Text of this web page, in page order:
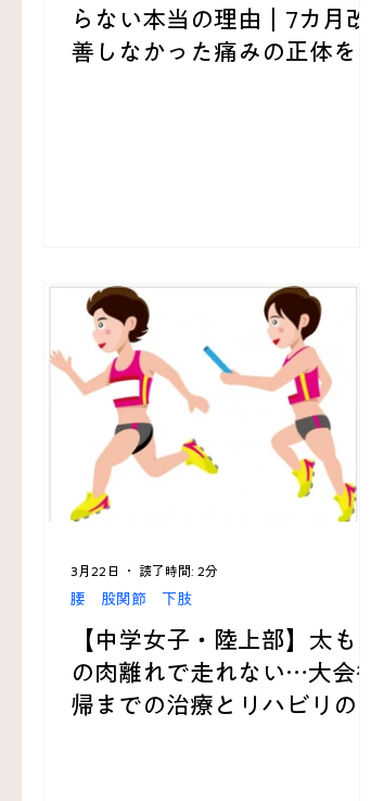
らない本当の理由｜7カ月改
善しなかった痛みの正体を臨
【中学女子・陸上部】太もも
の肉離れで走れない…大会復
帰までの治療とリハビリの実
腰 股関節 下肢
3月22日 読了時間: 2分